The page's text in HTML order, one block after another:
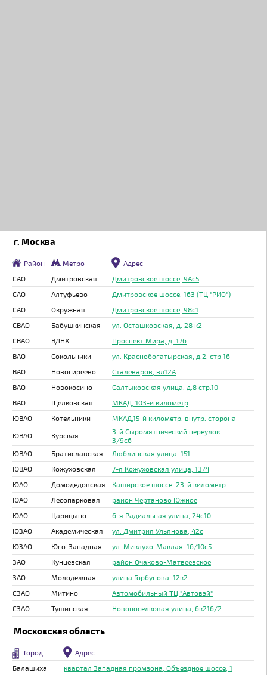
г. Москва
Район Метро
Адрес
САО
Дмитровская
Дмитровское шоссе, 9Ас5
САО
Алтуфьево
Дмитровское шоссе, 163 (ТЦ "РИО")
САО
Окружная
Дмитровское шоссе, 98с1
СВАО
Бабушкинская
ул. Осташковская, д. 28 к2
СВАО
ВДНХ
Проспект Мира, д. 176
ВАО
Сокольники
ул. Краснобогатырская, д.2, стр 16
ВАО
Новогиреево
Сталеваров, вл12А
ВАО
Новокосино
Салтыковская улица, д.8 стр.10
ВАО
Щелковская
МКАД, 103-й километр
ЮВАО
Котельники МКАД,15-й километр, внутр. сторона
ЮВАО Курская
3-й Сыромятнический переулок,
3/9с6
ЮВАО
Братиславская
Люблинская улица, 151
ЮВАО
Кожуховская
7-я Кожуховская улица, 13/4
ЮАО
Домодедовская
Каширское шоссе, 23-й километр
ЮАО
Лесопарковая
район Чертаново Южное
ЮАО
Царицыно
6-я Радиальная улица, 24с10
ЮЗАО
Академическая
ул. Дмитрия Ульянова, 42с
ЮЗАО
Юго-Западная
ул. Миклухо-Маклая, 16/10с5
ЗАО
Кунцевская
район Очаково-Матвеевское
ЗАО
Молодежная
улица Горбунова, 12к2
СЗАО
Митино
Автомобильный ТЦ "Автовэй"
СЗАО
Тушинская Новопоселковая улица, 6к216/2
Московская область
Город
Адрес
Балашиха
квартал Западная промзона, Объездное шоссе, 1